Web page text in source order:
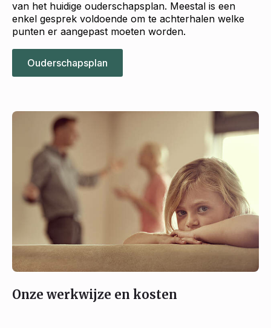
van het huidige ouderschapsplan. Meestal is een
enkel gesprek voldoende om te achterhalen welke
punten er aangepast moeten worden.
Ouderschapsplan
Onze werkwijze en kosten